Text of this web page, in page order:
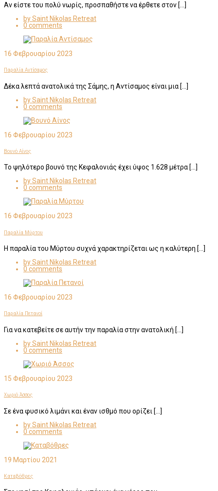
Αν είστε του πολύ νωρίς, προσπαθήστε να έρθετε στον […]
by Saint Nikolas Retreat
0 comments
16 Φεβρουαρίου 2023
Παραλία Αντίσαμος
Δέκα λεπτά ανατολικά της Σάμης, η Αντίσαμος είναι μια […]
by Saint Nikolas Retreat
0 comments
16 Φεβρουαρίου 2023
Βουνό Αίνος
Το ψηλότερο βουνό της Κεφαλονιάς έχει ύψος 1.628 μέτρα […]
by Saint Nikolas Retreat
0 comments
16 Φεβρουαρίου 2023
Παραλία Μύρτου
Η παραλία του Μύρτου συχνά χαρακτηρίζεται ως η καλύτερη […]
by Saint Nikolas Retreat
0 comments
16 Φεβρουαρίου 2023
Παραλία Πετανοί
Για να κατεβείτε σε αυτήν την παραλία στην ανατολική […]
by Saint Nikolas Retreat
0 comments
15 Φεβρουαρίου 2023
Χωριό Άσσος
Σε ένα φυσικό λιμάνι και έναν ισθμό που ορίζει […]
by Saint Nikolas Retreat
0 comments
19 Μαρτίου 2021
Καταβόθρες